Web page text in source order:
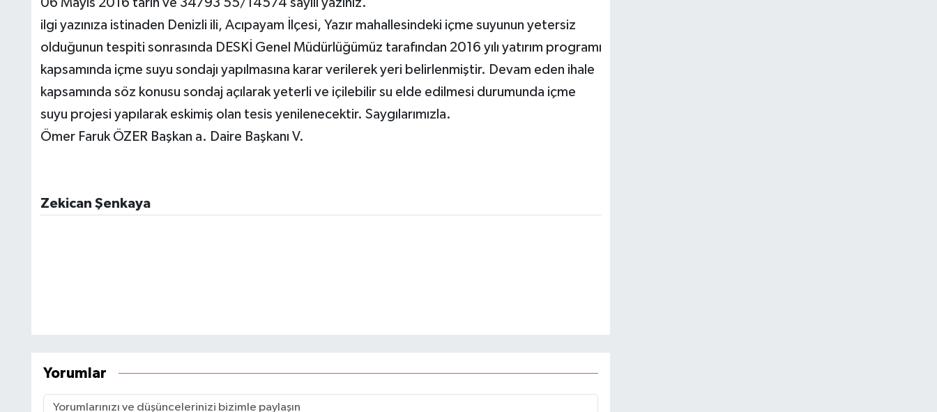
06 Mayıs 2016 tarih ve 34793 55/14574 sayılı yazınız.
ilgi yazınıza istinaden Denizli ili, Acıpayam İlçesi, Yazır mahallesindeki içme suyunun yetersiz
olduğunun tespiti sonrasında DESKİ Genel Müdürlüğümüz tarafından 2016 yılı yatırım programı
kapsamında içme suyu sondajı yapılmasına karar verilerek yeri belirlenmiştir. Devam eden ihale
kapsamında söz konusu sondaj açılarak yeterli ve içilebilir su elde edilmesi durumunda içme
suyu projesi yapılarak eskimiş olan tesis yenilenecektir. Saygılarımızla.
Ömer Faruk ÖZER Başkan a. Daire Başkanı V.
Zekican Şenkaya
Yorumlar